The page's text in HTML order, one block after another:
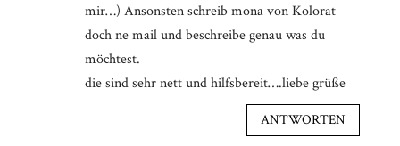
mir…) Ansonsten schreib mona von Kolorat
doch ne mail und beschreibe genau was du
möchtest.
die sind sehr nett und hilfsbereit….liebe grüße
ANTWORTEN